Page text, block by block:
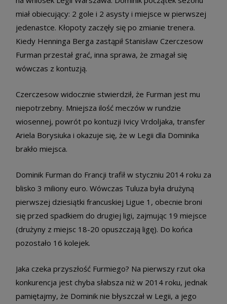
miał obiecujący: 2 gole i 2 asysty i miejsce w pierwszej
jedenastce. Kłopoty zaczęły się po zmianie trenera.
Kiedy Henninga Berga zastąpił Stanisław Czerczesow
Furman przestał grać, inna sprawa, że zmagał się
wówczas z kontuzją.
Czerczesow widocznie stwierdził, że Furman jest mu
niepotrzebny. Mniejsza ilość meczów w rundzie
wiosennej, powrót po kontuzji Ivicy Vrdoljaka, transfer
Ariela Borysiuka i okazuje się, że w Legii dla Dominika
brakło miejsca.
Dominik Furman do Francji trafił w styczniu 2014 roku za
blisko 3 miliony euro. Wówczas Tuluza była drużyną
pierwszej dziesiątki francuskiej Ligue 1, obecnie broni
się przed spadkiem do drugiej ligi, zajmując 19 miejsce
(drużyny z miejsc 18-20 opuszczają ligę). Do końca
pozostało 16 kolejek.
Jaka czeka przyszłość Furmiego? Na pierwszy rzut oka
konkurencja jest chyba słabsza niż w 2014 roku, jednak
pamiętajmy, że Dominik nie błyszczał w Legii, a jego